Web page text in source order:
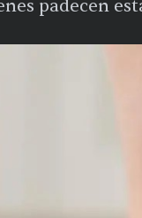
padecen